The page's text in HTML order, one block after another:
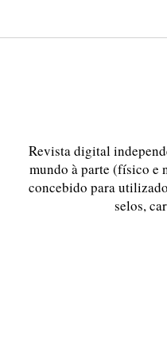
Revista digital
mundo à parte (físico e
concebido para
selos,